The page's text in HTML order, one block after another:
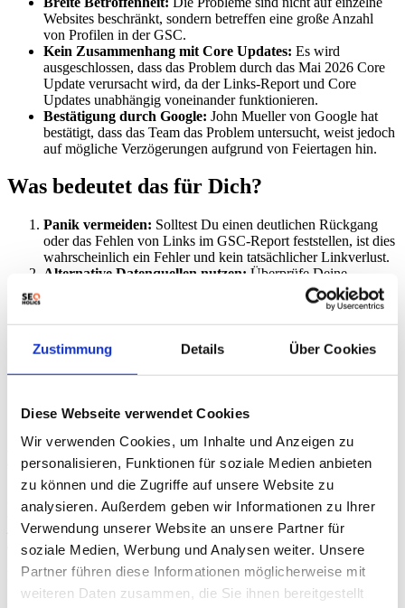
Zustimmung Details Über Cookies
Diese Webseite verwendet Cookies
Wir verwenden Cookies, um Inhalte und Anzeigen zu
personalisieren, Funktionen für soziale Medien anbieten
zu können und die Zugriffe auf unsere Website zu
analysieren. Außerdem geben wir Informationen zu Ihrer
Verwendung unserer Website an unsere Partner für
soziale Medien, Werbung und Analysen weiter. Unsere
Partner führen diese Informationen möglicherweise mit
weiteren Daten zusammen, die Sie ihnen bereitgestellt
Websites beschränkt, sondern betreffen eine große Anzahl
von Profilen in der GSC.
Kein Zusammenhang mit Core Updates: Es wird
ausgeschlossen, dass das Problem durch das Mai 2026 Core
Update verursacht wird, da der Links-Report und Core
Updates unabhängig voneinander funktionieren.
Bestätigung durch Google: John Mueller von Google hat
bestätigt, dass das Team das Problem untersucht, weist jedoch
auf mögliche Verzögerungen aufgrund von Feiertagen hin.
Was bedeutet das für Dich?
Panik vermeiden: Solltest Du einen deutlichen Rückgang
oder das Fehlen von Links im GSC-Report feststellen, ist dies
wahrscheinlich ein Fehler und kein tatsächlicher Linkverlust.
Alternative Datenquellen nutzen: Überprüfe Deine
Backlinks mit anderen Tools wie Ahrefs, Semrush oder
Majestic SEO, um ein genaueres Bild zu erhalten. Eine
umfassende Linkanalyse ist essenziell – auch unabhängig von
GSC-Daten nicht für kurzfristige Entscheidungen
verwenden:Vermeide es, basierend auf den fehlerhaften
im Auge, um zu sehen, wann das Problem behoben wurde.
Experten-Meinung
„Die Daten im GSC Links-Report sind zwar wertvoll, sollten aber
nie als alleinige Wahrheit betrachtet werden. Die aktuelle Situation
zeigt, wie wichtig es ist, verschiedene Datenquellen zu nutzen und
die Daten kritisch zu hinterfragen.“ – Glenn Gabe, SEO-Experte.
Der Vorfall unterstreicht die Notwendigkeit einer diversifizierten
SEO-Toolbox. Das alleinige Verlassen auf Google-Daten birgt